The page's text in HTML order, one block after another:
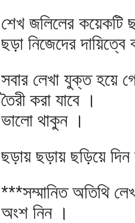
শেখ জলিলের কয়েকটি
ছড়া নিজেদের
সবার লেখা যুক্ত হয়ে
তৈরী করা যাবে ।
ভালো থাকুন ।
ছড়ায় ছড়ায় ছড়িয়ে
***সম্মানিত অতিথি
অংশ নিন ।